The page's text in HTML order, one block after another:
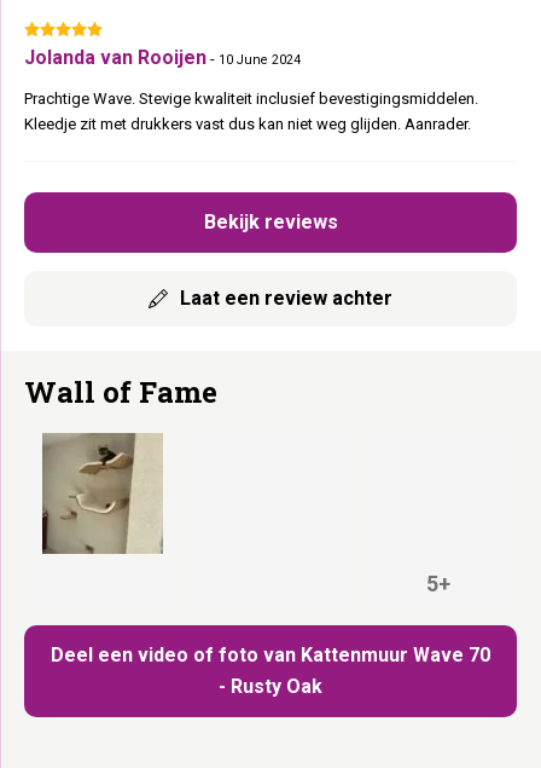
Bekijk reviews
Laat een review achter
Jolanda van Rooijen - 10 June 2024
Prachtige Wave. Stevige kwaliteit inclusief bevestigingsmiddelen.
Kleedje zit met drukkers vast dus kan niet weg glijden. Aanrader.
Wall of Fame
Deel een video of foto van Kattenmuur Wave 70
- Rusty Oak
5+